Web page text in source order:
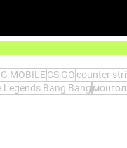
League
MOBILECS:GO counter
Legends Bang Bang